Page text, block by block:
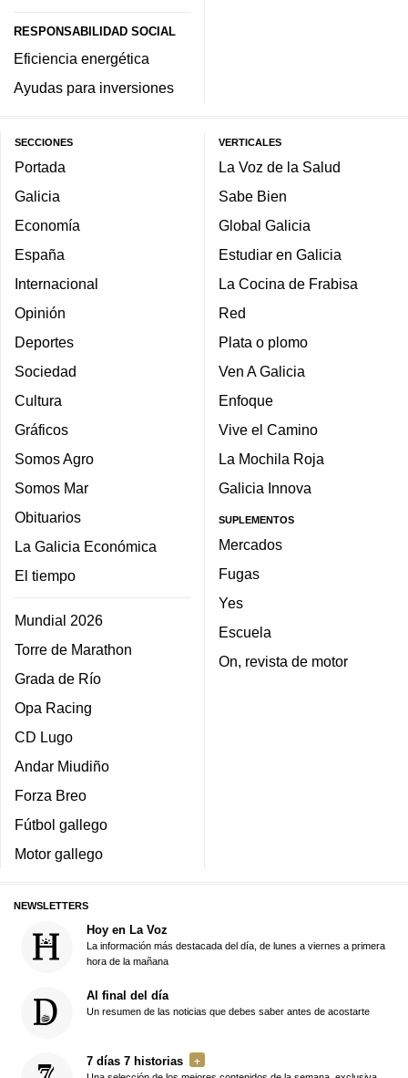
RESPONSABILIDAD SOCIAL
Eficiencia energética
Ayudas para inversiones
SECCIONES
Portada
Galicia
Economía
España
Internacional
Opinión
Deportes
Sociedad
Cultura
Gráficos
Somos Agro
Somos Mar
Obituarios
La Galicia Económica
El tiempo
Mundial 2026
Torre de Marathon
Grada de Río
Opa Racing
CD Lugo
Andar Miudiño
Forza Breo
Fútbol gallego
Motor gallego
VERTICALES
La Voz de la Salud
Sabe Bien
Global Galicia
Estudiar en Galicia
La Cocina de Frabisa
Red
Plata o plomo
Ven A Galicia
Enfoque
Vive el Camino
La Mochila Roja
Galicia Innova
SUPLEMENTOS
Mercados
Fugas
Yes
Escuela
On, revista de motor
NEWSLETTERS
Hoy en La Voz
La información más destacada del día, de lunes a viernes a primera
hora de la mañana
Al final del día
Un resumen de las noticias que debes saber antes de acostarte
7 días 7 historias